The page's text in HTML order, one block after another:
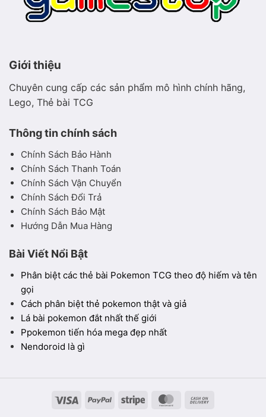
Giới thiệu
Chuyên cung cấp các sản phẩm mô hình chính hãng,
Lego, Thẻ bài TCG
Thông tin chính sách
Chính Sách Bảo Hành
Chính Sách Thanh Toán
Chính Sách Vận Chuyển
Chính Sách Đổi Trả
Chính Sách Bảo Mật
Hướng Dẫn Mua Hàng
Bài Viết Nổi Bật
Phân biệt các thẻ bài Pokemon TCG theo độ hiếm và tên
gọi
Cách phân biệt thẻ pokemon thật và giả
Lá bài pokemon đắt nhất thế giới
Ppokemon tiến hóa mega đẹp nhất
Nendoroid là gì
Visa PayPal Stripe MasterCard